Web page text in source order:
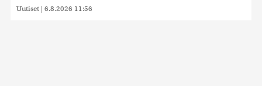
Uutiset | 6.8.2026 11:56